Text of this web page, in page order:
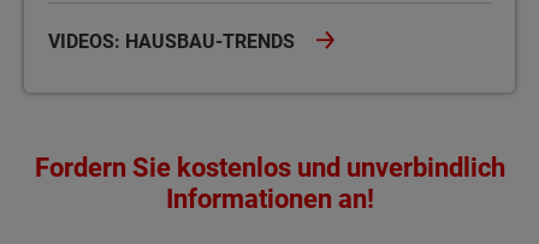
VIDEOS: HAUSBAU-TRENDS
Fordern Sie kostenlos und unverbindlich
Informationen an!